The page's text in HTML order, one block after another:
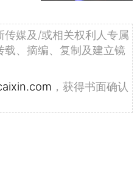
媒及/或相关权利人专属
载、摘编、复制及建立镜
，获得书面确认